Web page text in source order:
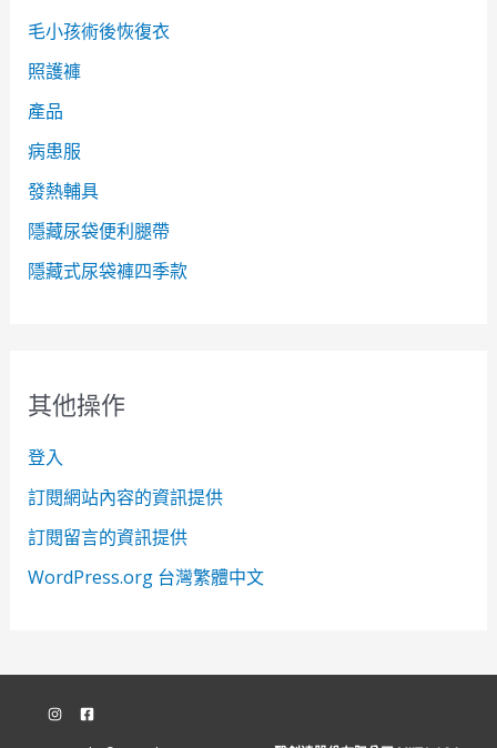
毛小孩術後恢復衣
照護褲
產品
病患服
發熱輔具
隱藏尿袋便利腿帶
隱藏式尿袋褲四季款
其他操作
登入
訂閱網站內容的資訊提供
訂閱留言的資訊提供
WordPress.org 台灣繁體中文